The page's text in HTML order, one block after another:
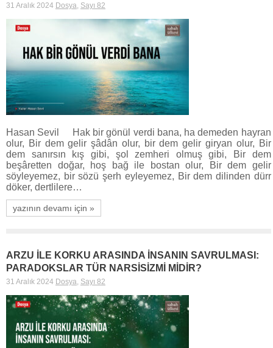
31 Aralık 2024 Dosya, Sayı 82
Hasan Sevil Hak bir gönül verdi bana, ha demeden hayran
olur, Bir dem gelir şâdân olur, bir dem gelir giryan olur, Bir
dem sanırsın kış gibi, şol zemheri olmuş gibi, Bir dem
beşâretten doğar, hoş bağ ile bostan olur, Bir dem gelir
söyleyemez, bir sözü şerh eyleyemez, Bir dem dilinden dürr
döker, dertlilere…
yazının devamı için »
ARZU İLE KORKU ARASINDA İNSANIN SAVRULMASI:
PARADOKSLAR TÜR NARSİSİZMİ MİDİR?
31 Aralık 2024 Dosya, Sayı 82